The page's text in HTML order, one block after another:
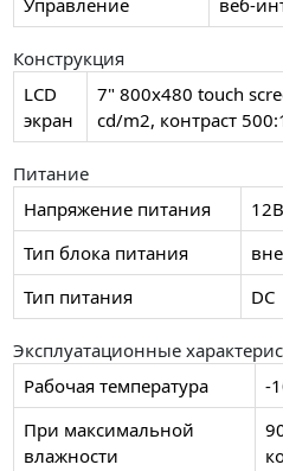
Конструкция
LCD
экран
7" 800x480 touch
cd/m2, контраст
Питание
Напряжение питания
12В
Тип блока питания
Тип питания
DC
Эксплуатационные
Рабочая температура
-
При максимальной
влажности